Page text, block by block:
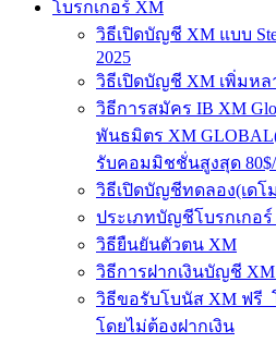
โบรกเกอร์ XM
วิธีเปิดบัญชี XM แบบ
2025
วิธีเปิดบัญชี XM เพิ่มห
วิธีการสมัคร IB XM
พันธมิตร XM
รับคอมมิชชั่นสูงสุด
วิธีเปิดบัญชีทดลอง(เดโ
ประเภทบัญชีโบรกเกอร์
วิธียืนยันตัวตน XM
วิธีการฝากเงินบัญชี XM
วิธีขอรับโบนัส XM ฟรี
โดยไม่ต้องฝากเงิน